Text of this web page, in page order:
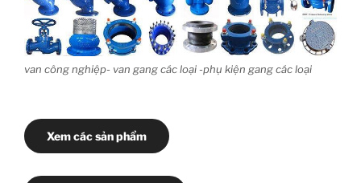
van công nghiệp- van gang các loại -phụ kiện gang các loại
Xem các sản phẩm